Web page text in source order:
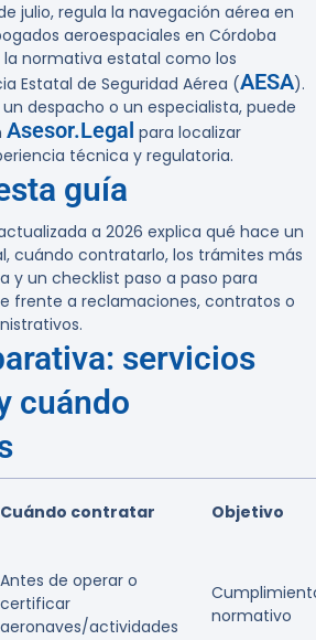
julio, regula la navegación aérea en
aeroespaciales en Córdoba
normativa estatal como los
Estatal de Seguridad Aérea (AESA).
despacho o un especialista, puede
Asesor.Legal para localizar
técnica y regulatoria.
guía
a 2026 explica qué hace un
cuándo contratarlo, los trámites más
y un checklist paso a paso para
frente a reclamaciones, contratos o
servicios
cuándo
Cuándo contratar Objetivo
Antes de operar o
certificar
aeronaves/actividades
normativo